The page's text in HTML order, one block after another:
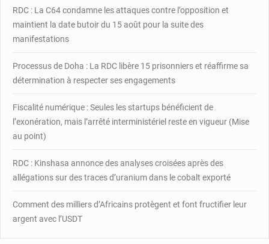
stabilité
RDC : La C64 condamne les attaques contre l’opposition et
maintient la date butoir du 15 août pour la suite des
manifestations
Processus de Doha : La RDC libère 15 prisonniers et réaffirme sa
détermination à respecter ses engagements
Fiscalité numérique : Seules les startups bénéficient de
l’exonération, mais l’arrêté interministériel reste en vigueur (Mise
au point)
RDC : Kinshasa annonce des analyses croisées après des
allégations sur des traces d’uranium dans le cobalt exporté
Comment des milliers d’Africains protègent et font fructifier leur
argent avec l’USDT